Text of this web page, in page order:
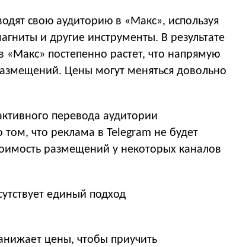
свою аудиторию в «Макс», используя
и другие инструменты. В результате
«Макс» постепенно растет, что напрямую
Цены могут меняться довольно
перевода аудитории
что реклама в Telegram не будет
размещений у некоторых каналов
единый подход
цены, чтобы приучить